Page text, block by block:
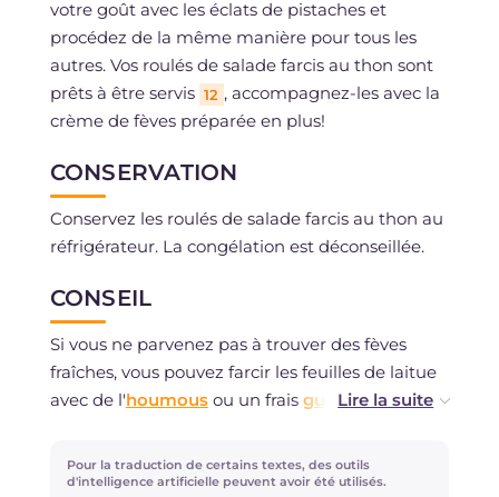
votre goût avec les éclats de pistaches et
procédez de la même manière pour tous les
autres. Vos roulés de salade farcis au thon sont
prêts à être servis 12 , accompagnez-les avec la
crème de fèves préparée en plus!
CONSERVATION
Conservez les roulés de salade farcis au thon au
réfrigérateur. La congélation est déconseillée.
CONSEIL
Si vous ne parvenez pas à trouver des fèves
fraîches, vous pouvez farcir les feuilles de laitue
avec de l'houmousou un frais guacamole, vous
exotiques!
Pour la traduction de certains textes, des outils
d'intelligence artificielle peuvent avoir été utilisés.